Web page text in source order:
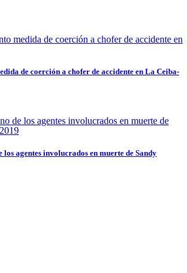
de coerción a chofer de accidente en La Ceiba-
agentes involucrados en muerte de Sandy